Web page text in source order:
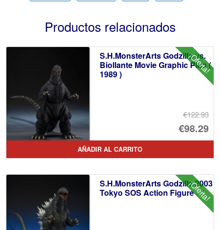
Productos relacionados
¡Oferta!
S.H.MonsterArts Godzilla vs.
Biollante Movie Graphic Plus (
1989 )
€122.93
El
€98.29
El
AÑADIR AL CARRITO
¡Oferta!
S.H.MonsterArts Godzilla 2003
Tokyo SOS Action Figure